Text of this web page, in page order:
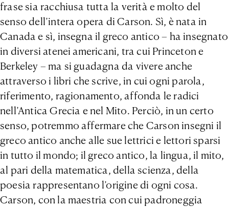
frase sia racchiusa tutta la verità e molto del
senso dell’intera opera di Carson. Sì, è nata in
Canada e sì, insegna il greco antico – ha insegnato
in diversi atenei americani, tra cui Princeton e
Berkeley – ma si guadagna da vivere anche
attraverso i libri che scrive, in cui ogni parola,
riferimento, ragionamento, affonda le radici
nell’Antica Grecia e nel Mito. Perciò, in un certo
senso, potremmo affermare che Carson insegni il
greco antico anche alle sue lettrici e lettori sparsi
in tutto il mondo; il greco antico, la lingua, il mito,
al pari della matematica, della scienza, della
poesia rappresentano l’origine di ogni cosa.
Carson, con la maestria con cui padroneggia